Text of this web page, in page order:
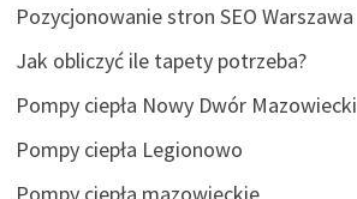
Pozycjonowanie stron SEO Warszawa
Jak obliczyć ile tapety potrzeba?
Pompy ciepła Nowy Dwór Mazowiecki
Pompy ciepła Legionowo